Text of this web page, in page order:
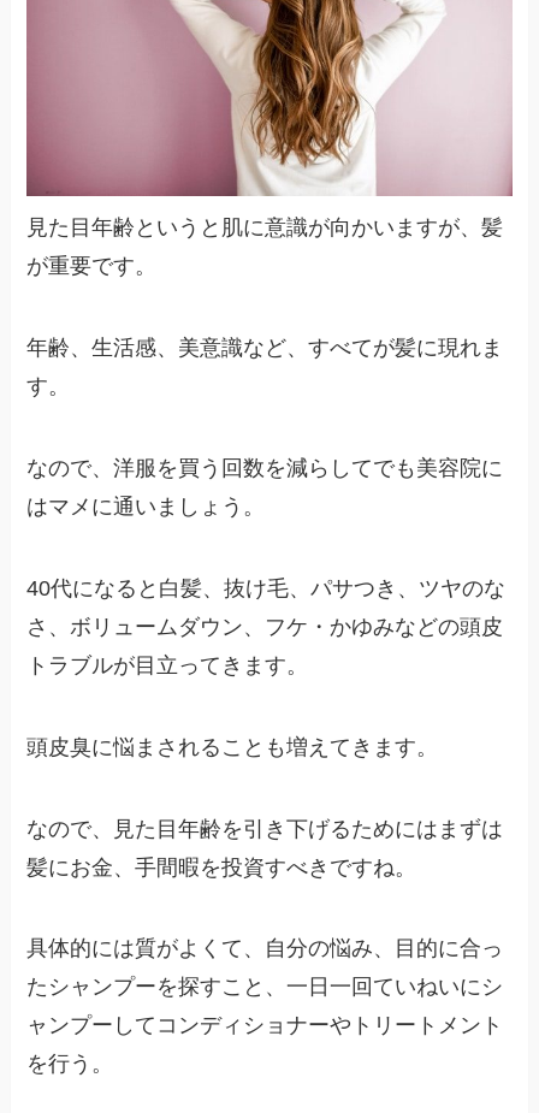
見た目年齢というと肌に意識が向かいますが、髪
が重要です。
年齢、生活感、美意識など、すべてが髪に現れま
す。
なので、洋服を買う回数を減らしてでも美容院に
はマメに通いましょう。
40代になると白髪、抜け毛、パサつき、ツヤのな
さ、ボリュームダウン、フケ・かゆみなどの頭皮
トラブルが目立ってきます。
頭皮臭に悩まされることも増えてきます。
なので、見た目年齢を引き下げるためにはまずは
髪にお金、手間暇を投資すべきですね。
具体的には質がよくて、自分の悩み、目的に合っ
たシャンプーを探すこと、一日一回ていねいにシ
ャンプーしてコンディショナーやトリートメント
を行う。